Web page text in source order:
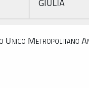
GIULIA
Metropolitano